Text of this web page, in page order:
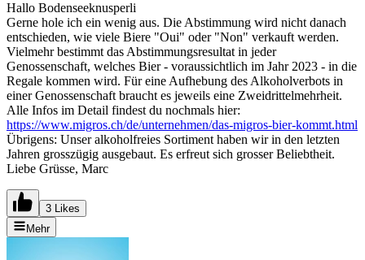
Hallo Bodenseeknusperli
Gerne hole ich ein wenig aus. Die Abstimmung wird nicht danach
entschieden, wie viele Biere "Oui" oder "Non" verkauft werden.
Vielmehr bestimmt das Abstimmungsresultat in jeder
Genossenschaft, welches Bier - voraussichtlich im Jahr 2023 - in die
Regale kommen wird. Für eine Aufhebung des Alkoholverbots in
einer Genossenschaft braucht es jeweils eine Zweidrittelmehrheit.
Alle Infos im Detail findest du nochmals hier:
https://www.migros.ch/de/unternehmen/das-migros-bier-kommt.html
Übrigens: Unser alkoholfreies Sortiment haben wir in den letzten
Jahren grosszügig ausgebaut. Es erfreut sich grosser Beliebtheit.
Liebe Grüsse, Marc
3 Likes
Mehr